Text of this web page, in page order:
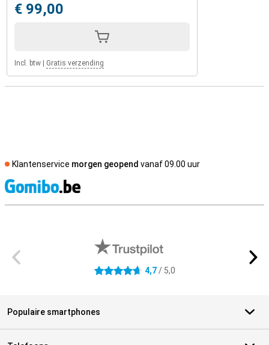
€ 99,00
Incl. btw Gratis verzending
Klantenservice morgen geopend vanaf 09.00 uur
4.7 sterren 4,7/ 5,0
Populaire smartphones